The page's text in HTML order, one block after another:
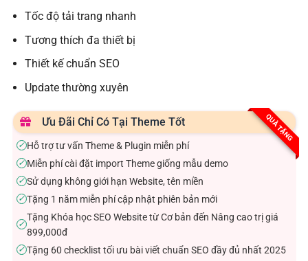
Tốc độ tải trang nhanh
Tương thích đa thiết bị
Thiết kế chuẩn SEO
Update thường xuyên
QUÀ TẶNG
Ưu Đãi Chỉ Có Tại Theme Tốt
✓Hỗ trợ tư vấn Theme & Plugin miễn phí
✓Miễn phí cài đặt import Theme giống mẫu demo
✓Sử dụng không giới hạn Website, tên miền
✓Tặng 1 năm miễn phí cập nhật phiên bản mới
✓
Tặng Khóa học SEO Website từ Cơ bản đến Nâng cao trị giá
899,000đ
✓Tặng 60 checklist tối ưu bài viết chuẩn SEO đầy đủ nhất 2025